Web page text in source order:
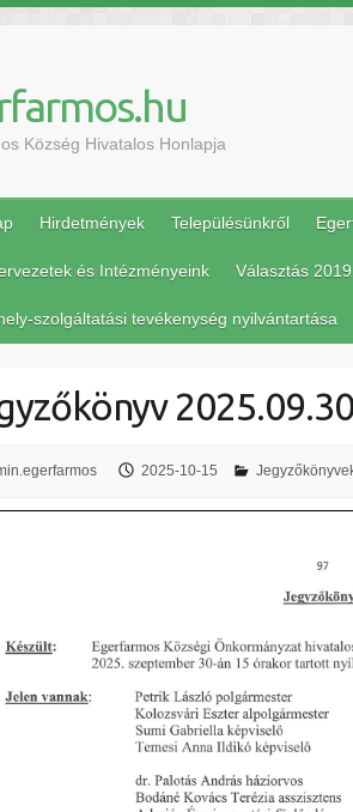
Község Hivatalos Honlapja
Hirdetmények Településünkről
és Intézményeink Választás 2019
szolgáltatási tevékenység nyilvántartása
2025-10-15